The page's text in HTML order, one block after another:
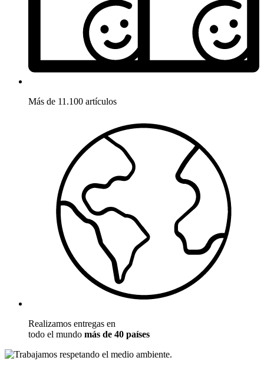
Más de 11.100 artículos
Realizamos entregas en
todo el mundo más de 40 países